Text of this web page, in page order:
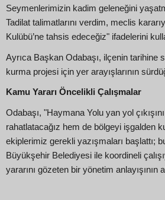
Seymenlerimizin kadim geleneğini
Tadilat talimatlarını verdim, meclis
Kulübü’ne tahsis edeceğiz" ifadelerini
Ayrıca Başkan Odabaşı, ilçenin tarihine
kurma projesi için yer arayışlarının
Kamu Yararı Öncelikli Çalışmalar
Odabaşı, "Haymana Yolu yan yol
rahatlatacağız hem de bölgeyi işgalden
ekiplerimiz gerekli yazışmaları başlattı;
Büyükşehir Belediyesi ile koordineli
yararını gözeten bir yönetim anlayışının